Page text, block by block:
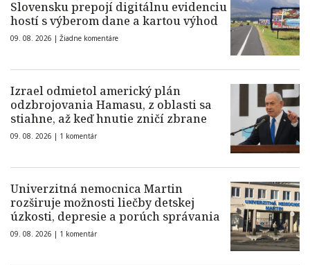
Slovensku prepojí digitálnu evidenciu
hostí s výberom dane a kartou výhod
09. 08. 2026 | Žiadne komentáre
Izrael odmietol americký plán
odzbrojovania Hamasu, z oblasti sa
stiahne, až keď hnutie zničí zbrane
09. 08. 2026 | 1 komentár
Univerzitná nemocnica Martin
rozširuje možnosti liečby detskej
úzkosti, depresie a porúch správania
09. 08. 2026 | 1 komentár